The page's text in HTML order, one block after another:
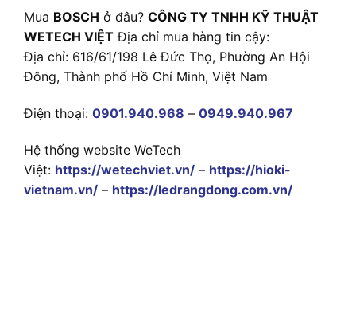
Mua BOSCH ở đâu? CÔNG TY TNHH KỸ THUẬT
WETECH VIỆT Địa chỉ mua hàng tin cậy:
Địa chỉ: 616/61/198 Lê Đức Thọ, Phường An Hội
Đông, Thành phố Hồ Chí Minh, Việt Nam
Điện thoại: 0901.940.968 – 0949.940.967
Hệ thống website WeTech
Việt: https://wetechviet.vn/ – https://hioki-
vietnam.vn/ – https://ledrangdong.com.vn/